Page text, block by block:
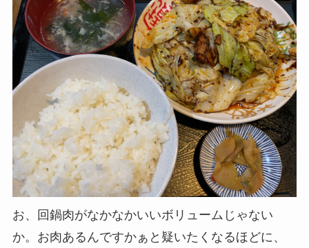
お、回鍋肉がなかなかいいボリュームじゃない
か。お肉あるんですかぁと疑いたくなるほどに、